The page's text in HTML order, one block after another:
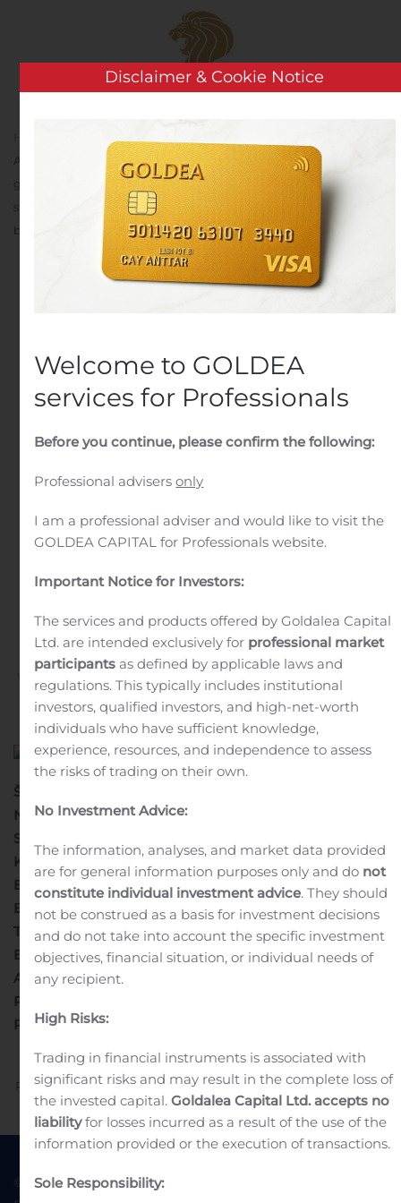
Skip to main content
AB obligacijų 1 dalies pakeistų ir nauja redakcija išdėstytų
galutinių sąlygų paskelbimas pagal obligacijų programos
siūlymo ir įtraukimo į reguliuojamą rinką AB Nasdaq Vilnius
bazinį prospektą
AUGA group, AB
pakeistų ir nauja
redakcija išdėstytų
galutinių sąlygų
obligacijų programos
siūlymo ir įtraukimo į
reguliuojamą rinką AB
Nasdaq Vilnius bazinį
prospektą
Written by Customer Service on December 5, 2019
. Posted
inPublic Companies .
ŠIS PRANEŠIMAS NEI TIESIOGIAI, NEI NETIESIOGIAI,
NEI VISAS, NEI IŠ DALIES NĖRA SKIRTAS PLATINTI AR
SKLEISTI JUNGTINĖSE AMERIKOS VALSTIJOSE,
KANADOJE, AUSTRALIJOJE ARBA JAPONIJOJE AR
BET KOKIOJE KITOJE JURISDIKCIJOJE IR NEGALI
BŪTI PERDUOTAS Į TOKIAS JURISDIKCIJAS, KURIOSE
TOKIO PRANEŠIMO PLATINIMAS ARBA SKLEIDIMAS
BŪTŲ NETEISĖTAS. TAIKOMI IR TAM TIKRI KITI
APRIBOJIMAI. PRAŠOME PERSKAITYTI ŠIO
PRANEŠIMO VERTYBINIŲ POPIERIŲ BIRŽAI
PABAIGOJE ESANTĮ SVARBŲ ĮSPĖJIMĄ.
Previous Next
© 2022 Goldea Capital
Disclaimer & Cookie Notice
Welcome to GOLDEA
services for Professionals
Before you continue, please confirm the following:
Professional advisersonly
I am a professional adviser and would like to visit the
GOLDEA CAPITAL for Professionals website.
Important Notice for Investors:
The services and products offered by Goldalea Capital
Ltd. are intended exclusively for professional market
participants as defined by applicable laws and
regulations. This typically includes institutional
investors, qualified investors, and high-net-worth
individuals who have sufficient knowledge,
experience, resources, and independence to assess
the risks of trading on their own.
No Investment Advice:
The information, analyses, and market data provided
are for general information purposes only and do not
constitute individual investment advice. They should
not be construed as a basis for investment decisions
and do not take into account the specific investment
objectives, financial situation, or individual needs of
any recipient.
High Risks:
Trading in financial instruments is associated with
significant risks and may result in the complete loss of
the invested capital.Goldalea Capital Ltd. accepts no
liabilityfor losses incurred as a result of the use of the
information provided or the execution of transactions.
Sole Responsibility: